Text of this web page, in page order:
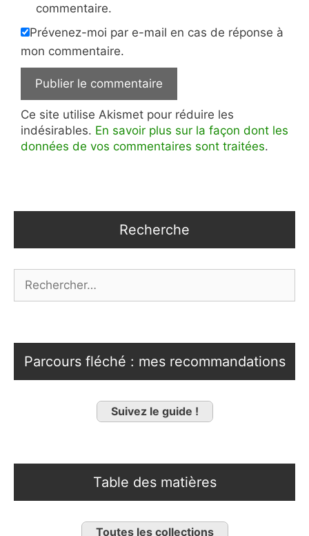
commentaire.
Prévenez-moi par e-mail en cas de réponse à
mon commentaire.
Ce site utilise Akismet pour réduire les
indésirables. En savoir plus sur la façon dont les
données de vos commentaires sont traitées.
Recherche
Parcours fléché : mes recommandations
Suivez le guide !
Table des matières
Toutes les collections